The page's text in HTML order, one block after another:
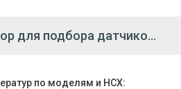
Конфигуратор для подбора датчиков (тестовый режим)
по моделям и НСХ: